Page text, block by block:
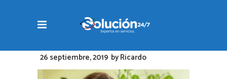
26 septiembre, 2019 byRicardo